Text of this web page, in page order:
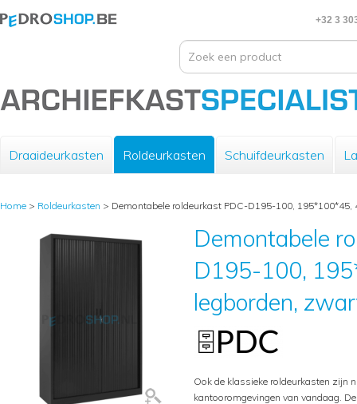
+32 3
Draaideurkasten Roldeurkasten Schuifdeurkasten
Home > Roldeurkasten > Demontabele roldeurkast PDC-D195-100, 195*100*45,
Demontabele
D195-100,
legborden,
Ook de klassieke roldeurkasten zijn
kantooromgevingen van vandaag.